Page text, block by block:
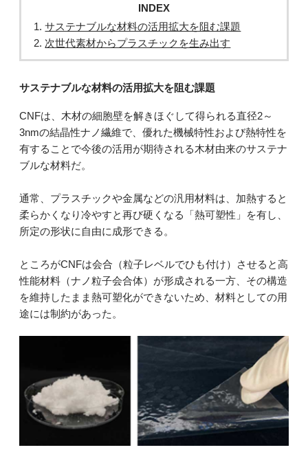
INDEX
サステナブルな材料の活用拡大を阻む課題
次世代素材からプラスチックを生み出す
サステナブルな材料の活用拡大を阻む課題
CNFは、木材の細胞壁を解きほぐして得られる直径2～
3nmの結晶性ナノ繊維で、優れた機械特性および熱特性を
有することで今後の活用が期待される木材由来のサステナ
ブルな材料だ。
通常、プラスチックや金属などの汎用材料は、加熱すると
柔らかくなり冷やすと再び硬くなる「熱可塑性」を有し、
所定の形状に自由に成形できる。
ところがCNFは会合（粒子レベルでひも付け）させると高
性能材料（ナノ粒子会合体）が形成される一方、その構造
を維持したまま熱可塑化ができないため、材料としての用
途には制約があった。